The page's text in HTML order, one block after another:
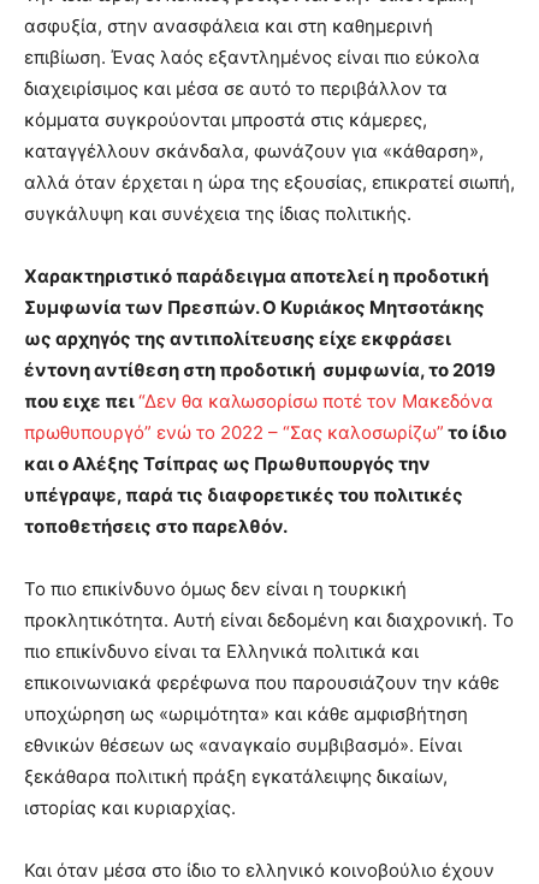
ασφυξία, στην ανασφάλεια και στη καθημερινή
επιβίωση. Ένας λαός εξαντλημένος είναι πιο εύκολα
διαχειρίσιμος και μέσα σε αυτό το περιβάλλον τα
κόμματα συγκρούονται μπροστά στις κάμερες,
καταγγέλλουν σκάνδαλα, φωνάζουν για «κάθαρση»,
αλλά όταν έρχεται η ώρα της εξουσίας, επικρατεί σιωπή,
συγκάλυψη και συνέχεια της ίδιας πολιτικής.
Χαρακτηριστικό παράδειγμα αποτελεί η προδοτική
Συμφωνία των Πρεσπών. Ο Κυριάκος Μητσοτάκης
ως αρχηγός της αντιπολίτευσης είχε εκφράσει
έντονη αντίθεση στη προδοτική συμφωνία, το 2019
που ειχε πει“Δεν θα καλωσορίσω ποτέ τον Μακεδόνα
πρωθυπουργό” ενώ το 2022 – “Σας καλοσωρίζω” το ίδιο
και ο Αλέξης Τσίπρας ως Πρωθυπουργός την
υπέγραψε, παρά τις διαφορετικές του πολιτικές
τοποθετήσεις στο παρελθόν.
Το πιο επικίνδυνο όμως δεν είναι η τουρκική
προκλητικότητα. Αυτή είναι δεδομένη και διαχρονική. Το
πιο επικίνδυνο είναι τα Ελληνικά πολιτικά και
επικοινωνιακά φερέφωνα που παρουσιάζουν την κάθε
υποχώρηση ως «ωριμότητα» και κάθε αμφισβήτηση
εθνικών θέσεων ως «αναγκαίο συμβιβασμό». Είναι
ξεκάθαρα πολιτική πράξη εγκατάλειψης δικαίων,
ιστορίας και κυριαρχίας.
Και όταν μέσα στο ίδιο το ελληνικό κοινοβούλιο έχουν